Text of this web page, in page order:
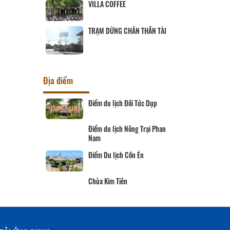
CHÂN THẦN TÀI
Nhà hàng Khoa Trí
Địa điểm
Chùa Phước Điền
Khu lưu niệm Chủ tịch Tôn Đức